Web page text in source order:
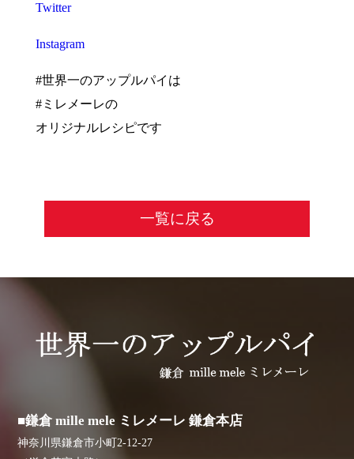
Twitter
Instagram
#世界一のアップルパイは
#ミレメーレの
オリジナルレシピです
一覧に戻る
■鎌倉 mille mele ミレメーレ 鎌倉本店
神奈川県鎌倉市小町2-12-27